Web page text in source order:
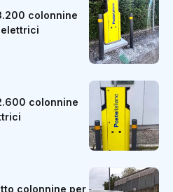
colonnine
colonnine
colonnine per